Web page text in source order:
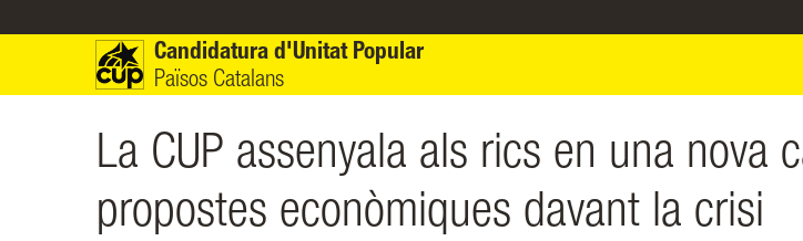
Candidatura d'Unitat Popular
Països Catalans
La CUP assenyala als rics en una nova
propostes econòmiques davant la crisi